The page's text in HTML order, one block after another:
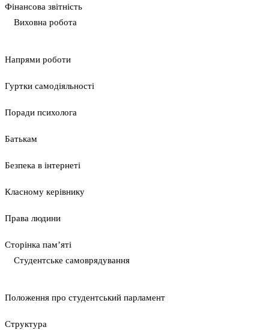
Фінансова звітність
Виховна робота
Напрями роботи
Гуртки самодіяльності
Поради психолога
Батькам
Безпека в інтернеті
Класному керівнику
Права людини
Сторінка пам’яті
Студентське самоврядування
Положення про студентський парламент
Cтруктура